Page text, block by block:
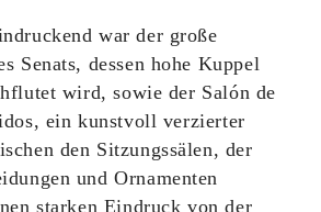
war der große
Senats, dessen hohe Kuppel
wird, sowie der Salón de
ein kunstvoll verzierter
den Sitzungssälen, der
und Ornamenten
starken Eindruck von der